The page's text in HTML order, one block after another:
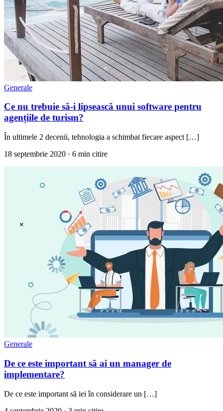
Generale
Ce nu trebuie să-i lipsească unui software pentru
agențiile de turism?
În ultimele 2 decenii, tehnologia a schimbat fiecare aspect […]
18 septembrie 2020 · 6 min citire
Generale
De ce este important să ai un manager de
implementare?
De ce este important să iei în considerare un […]